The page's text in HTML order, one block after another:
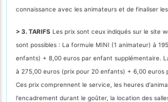
connaissance avec les animateurs et de finaliser
> 3. TARIFS Les prix sont ceux indiqués sur le site
sont possibles : La formule MINI (1 animateur) à
enfants) + 8,00 euros par enfant supplémentaire.
à 275,00 euros (prix pour 20 enfants) + 6,00 euros
Ces prix comprennent le service, les heures
l'encadrement durant le goûter, la location des